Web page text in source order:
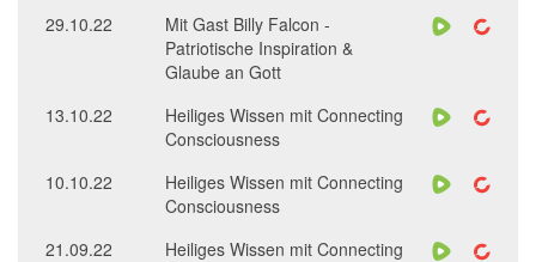
29.10.22
Mit Gast Billy Falcon -
Patriotische Inspiration &
Glaube an Gott
13.10.22
Heiliges Wissen mit Connecting
Consciousness
10.10.22
Heiliges Wissen mit Connecting
Consciousness
21.09.22
Heiliges Wissen mit Connecting